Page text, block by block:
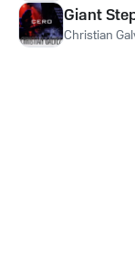
Giant
Christian